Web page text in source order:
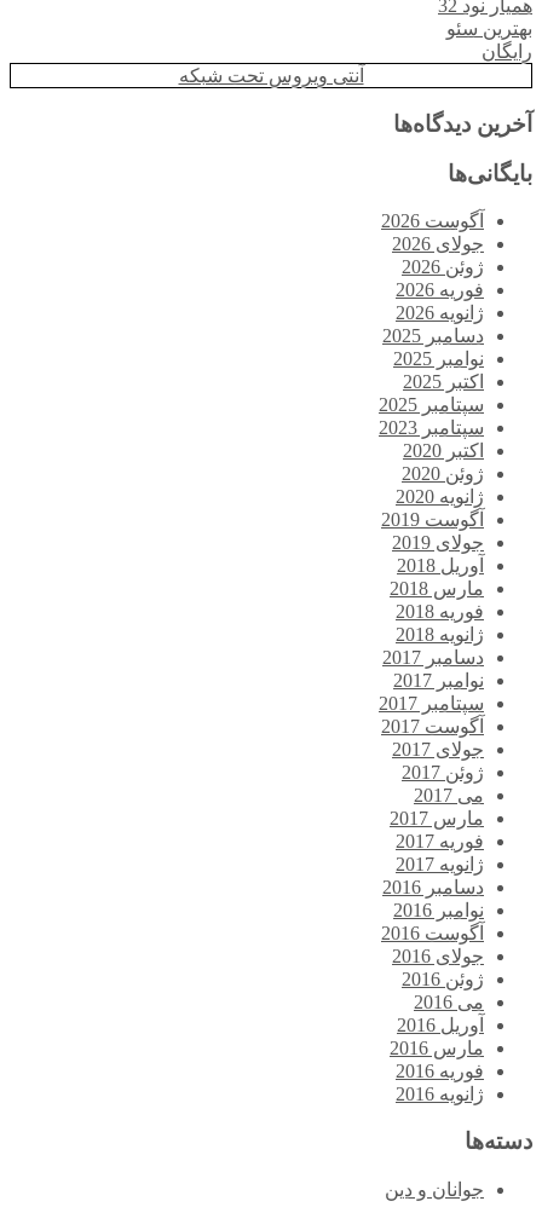
همیار نود 32
بهترین سئو
رایگان
آنتی ویروس تحت شبکه
آخرین دیدگاه‌ها
بایگانی‌ها
آگوست 2026
جولای 2026
ژوئن 2026
فوریه 2026
ژانویه 2026
دسامبر 2025
نوامبر 2025
اکتبر 2025
سپتامبر 2025
سپتامبر 2023
اکتبر 2020
ژوئن 2020
ژانویه 2020
آگوست 2019
جولای 2019
آوریل 2018
مارس 2018
فوریه 2018
ژانویه 2018
دسامبر 2017
نوامبر 2017
سپتامبر 2017
آگوست 2017
جولای 2017
ژوئن 2017
می 2017
مارس 2017
فوریه 2017
ژانویه 2017
دسامبر 2016
نوامبر 2016
آگوست 2016
جولای 2016
ژوئن 2016
می 2016
آوریل 2016
مارس 2016
فوریه 2016
ژانویه 2016
دسته‌ها
جوانان و دین